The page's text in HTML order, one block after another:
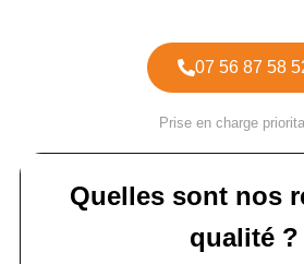
07 56 87 58
Prise en charge
Quelles sont nos
qualité ?